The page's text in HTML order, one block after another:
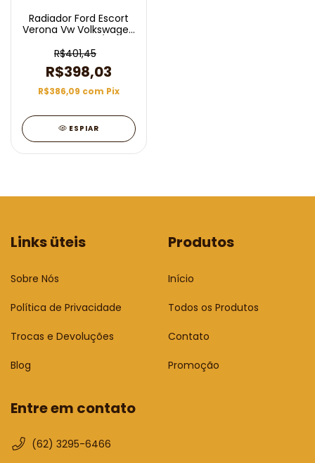
Radiador Ford Escort
Verona Vw Volkswagen
1.8 1993/1996
R$401,45
R$398,03
R$386,09 com Pix
ESPIAR
Links üteis
Sobre Nós
Política de Privacidade
Trocas e Devoluções
Blog
Produtos
Início
Todos os Produtos
Contato
Promoção
Entre em contato
(62) 3295-6466